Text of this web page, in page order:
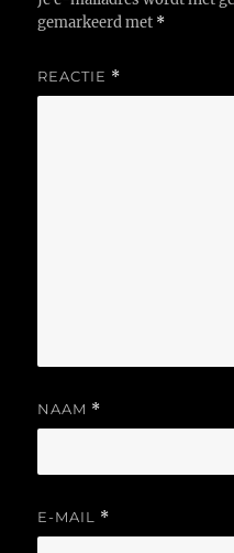
gemarkeerd met *
REACTIE *
NAAM *
E-MAIL *